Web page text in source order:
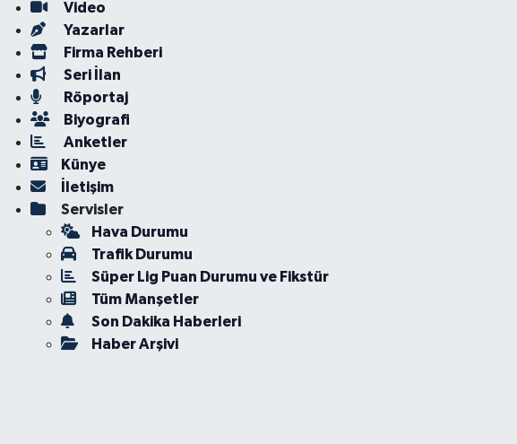
Video
Yazarlar
Firma Rehberi
Seri İlan
Röportaj
Biyografi
Anketler
Künye
İletişim
Servisler
Hava Durumu
Trafik Durumu
Süper Lig Puan Durumu ve Fikstür
Tüm Manşetler
Son Dakika Haberleri
Haber Arşivi